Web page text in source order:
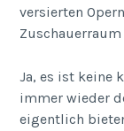
versierten
Ja, es ist keine
immer wieder
eigentlich